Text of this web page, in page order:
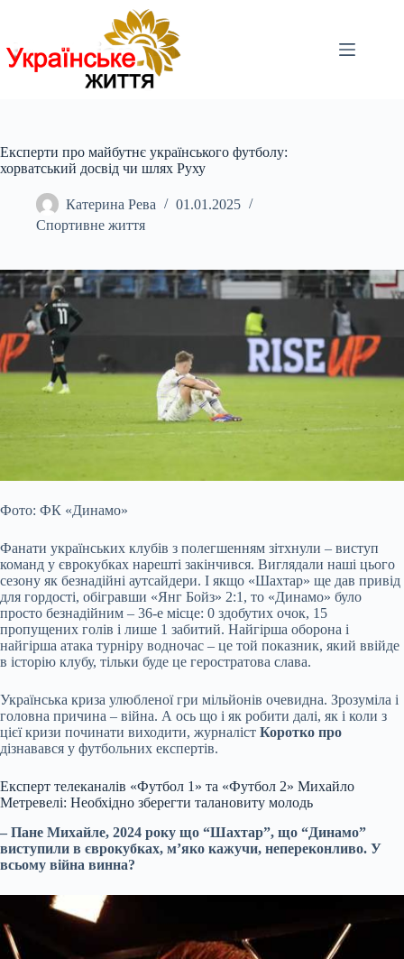
Експерти про майбутнє українського футболу:
хорватський досвід чи шлях Руху
Катерина Рева
01.01.2025
Спортивне життя
Фото: ФК «Динамо»
Фанати українських клубів з полегшенням зітхнули – виступ
команд у єврокубках нарешті закінчився. Виглядали наші цього
сезону як безнадійні аутсайдери. І якщо «Шахтар» ще дав привід
для гордості, обігравши «Янг Бойз» 2:1, то «Динамо» було
просто безнадійним – 36-е місце: 0 здобутих очок, 15
пропущених голів і лише 1 забитий. Найгірша оборона і
найгірша атака турніру водночас – це той показник, який ввійде
в історію клубу, тільки буде це геростратова слава.
Українська криза улюбленої гри мільйонів очевидна. Зрозуміла і
головна причина – війна. А ось що і як робити далі, як і коли з
цієї кризи починати виходити, журналіст Коротко про
дізнавався у футбольних експертів.
Експерт телеканалів «Футбол 1» та «Футбол 2» Михайло
Метревелі: Необхідно зберегти талановиту молодь
– Пане Михайле, 2024 року що “Шахтар”, що “Динамо”
виступили в єврокубках, м’яко кажучи, непереконливо. У
всьому війна винна?